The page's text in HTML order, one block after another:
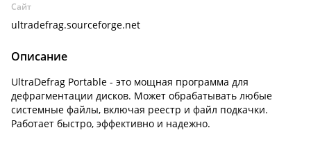
Сайт
ultradefrag.sourceforge.net
Описание
UltraDefrag Portable - это мощная программа для
дефрагментации дисков. Может обрабатывать любые
системные файлы, включая реестр и файл подкачки.
Работает быстро, эффективно и надежно.